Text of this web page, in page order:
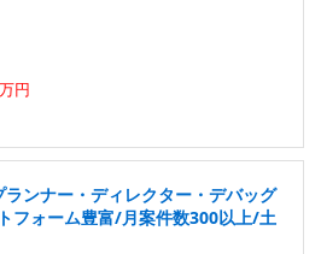
円
ンナー・ディレクター・デバッグ
フォーム豊富/月案件数300以上/土